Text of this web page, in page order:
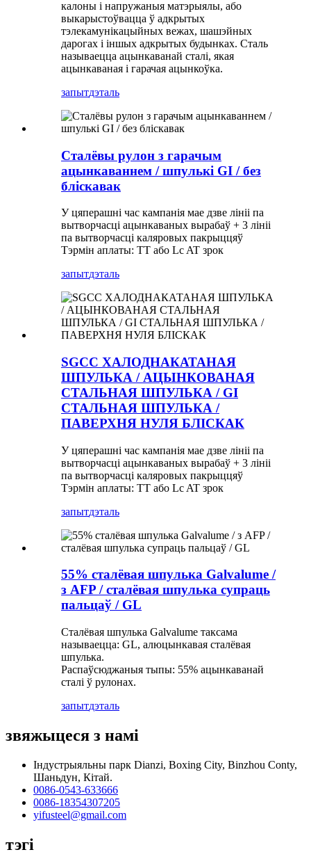
калоны і напружаныя матэрыялы, або
выкарыстоўвацца ў адкрытых
тэлекамунікацыйных вежах, шашэйных
дарогах і іншых адкрытых будынках. Сталь
называецца ацынкаванай сталі, якая
ацынкаваная і гарачая ацынкоўка.
запытдэталь
Сталёвы рулон з гарачым
ацынкаваннем / шпулькі GI / без
бліскавак
У цяперашні час кампанія мае дзве лініі па
вытворчасці ацынкаваных вырабаў + 3 лініі
па вытворчасці каляровых пакрыццяў
Тэрмін аплаты: TT або Lc AT зрок
запытдэталь
SGCC ХАЛОДНАКАТАНАЯ
ШПУЛЬКА / АЦЫНКОВАНАЯ
СТАЛЬНАЯ ШПУЛЬКА / GI
СТАЛЬНАЯ ШПУЛЬКА /
ПАВЕРХНЯ НУЛЯ БЛІСКАК
У цяперашні час кампанія мае дзве лініі па
вытворчасці ацынкаваных вырабаў + 3 лініі
па вытворчасці каляровых пакрыццяў
Тэрмін аплаты: TT або Lc AT зрок
запытдэталь
55% сталёвая шпулька Galvalume /
з AFP / сталёвая шпулька супраць
пальцаў / GL
Сталёвая шпулька Galvalume таксама
называецца: GL, алюцынкавая сталёвая
шпулька.
Распаўсюджаныя тыпы: 55% ацынкаванай
сталі ў рулонах.
запытдэталь
звяжыцеся з намі
Індустрыяльны парк Dianzi, Boxing City, Binzhou Conty,
Шаньдун, Кітай.
0086-0543-633666
0086-18354307205
yifusteel@gmail.com
тэгі